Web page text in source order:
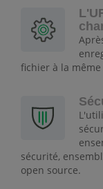
fichier à la même
sécurité,
open source.